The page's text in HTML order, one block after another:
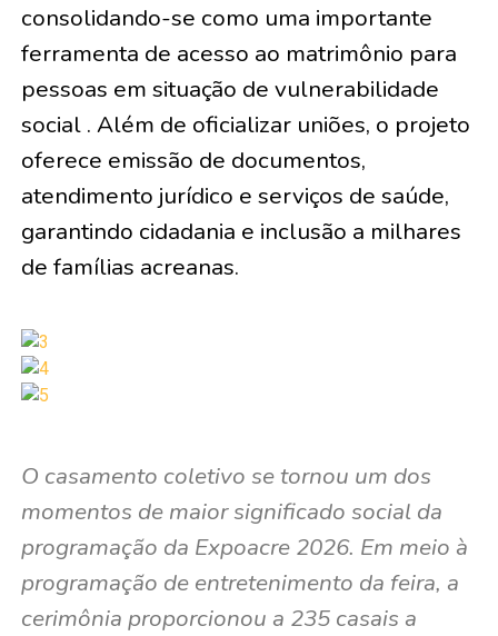
consolidando-se como uma importante
ferramenta de acesso ao matrimônio para
pessoas em situação de vulnerabilidade
social . Além de oficializar uniões, o projeto
oferece emissão de documentos,
atendimento jurídico e serviços de saúde,
garantindo cidadania e inclusão a milhares
de famílias acreanas.
O casamento coletivo se tornou um dos
momentos de maior significado social da
programação da Expoacre 2026. Em meio à
programação de entretenimento da feira, a
cerimônia proporcionou a 235 casais a